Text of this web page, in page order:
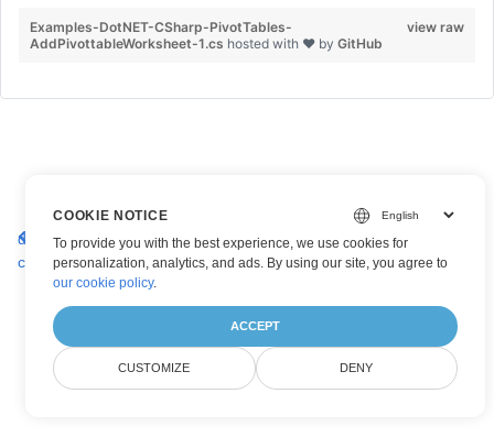
view raw
Examples-DotNET-CSharp-PivotTables-
AddPivottableWorksheet-1.cs hosted with ❤ by GitHub
Obtenir tous les tableaux croisés
dynamiques dans une feuille de
calcul Excel
Ajouter un champ pivot
dans le tableau croisé
dynamique
COOKIE NOTICE
To provide you with the best experience, we use cookies for
personalization, analytics, and ads. By using our site, you agree to
our cookie policy.
ACCEPT
CUSTOMIZE DENY